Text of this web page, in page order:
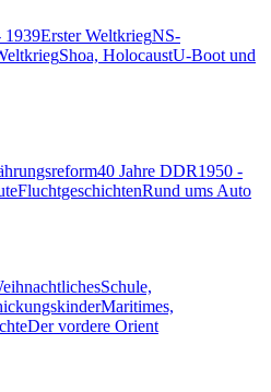
1939Erster WeltkriegNS-
Shoa, HolocaustU-Boot und
40 Jahre DDR1950 -
FluchtgeschichtenRund ums Auto
Schule,
Maritimes,
Der vordere Orient